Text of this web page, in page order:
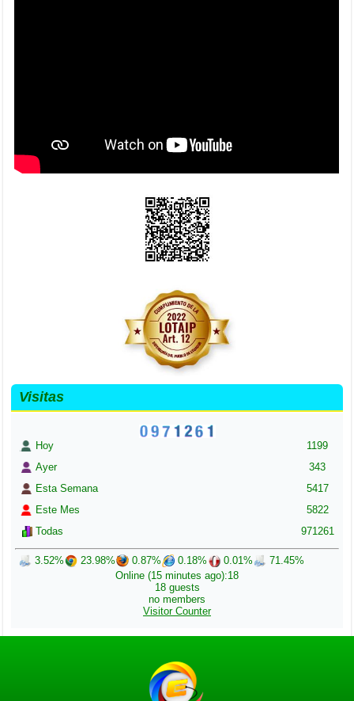
Visitas
Hoy
Ayer
Esta Semana
Este Mes
Todas
1199
343
5417
5822
971261
3.52% 23.98% 0.87% 0.18% 0.01%
71.45%
Online (15 minutes ago):18
18 guests
no members
Visitor Counter